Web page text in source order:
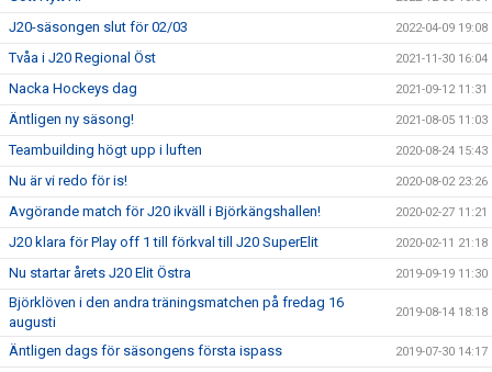
J20-säsongen slut för 02/03 2022-04-09 19:08
Tvåa i J20 Regional Öst 2021-11-30 16:04
Nacka Hockeys dag 2021-09-12 11:31
Äntligen ny säsong! 2021-08-05 11:03
Teambuilding högt upp i luften 2020-08-24 15:43
Nu är vi redo för is! 2020-08-02 23:26
Avgörande match för J20 ikväll i Björkängshallen! 2020-02-27 11:21
J20 klara för Play off 1 till förkval till J20 SuperElit 2020-02-11 21:18
Nu startar årets J20 Elit Östra 2019-09-19 11:30
Björklöven i den andra träningsmatchen på fredag 16
augusti
2019-08-14 18:18
Äntligen dags för säsongens första ispass 2019-07-30 14:17